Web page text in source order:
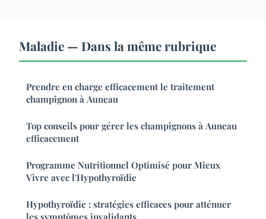
Maladie — Dans la même rubrique
Prendre en charge efficacement le traitement
champignon à Auneau
Top conseils pour gérer les champignons à Auneau
efficacement
Programme Nutritionnel Optimisé pour Mieux
Vivre avec l'Hypothyroïdie
Hypothyroïdie : stratégies efficaces pour atténuer